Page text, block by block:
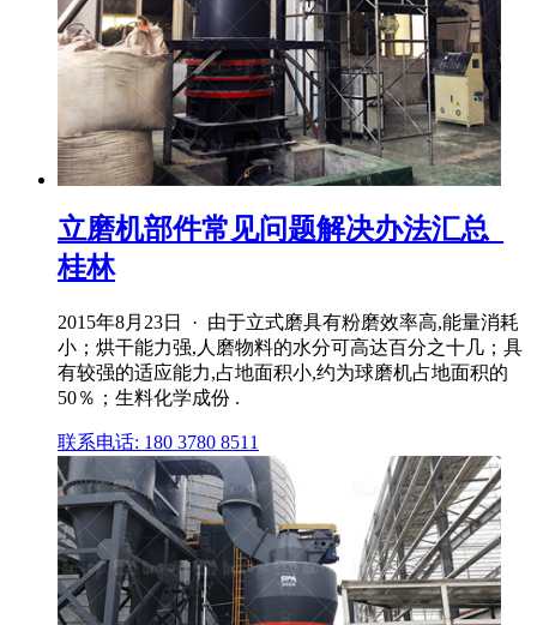
立磨机部件常见问题解决办法汇总_
桂林
2015年8月23日 · 由于立式磨具有粉磨效率高,能量消耗
小；烘干能力强,人磨物料的水分可高达百分之十几；具
有较强的适应能力,占地面积小,约为球磨机占地面积的
50％；生料化学成份 .
联系电话: 180 3780 8511